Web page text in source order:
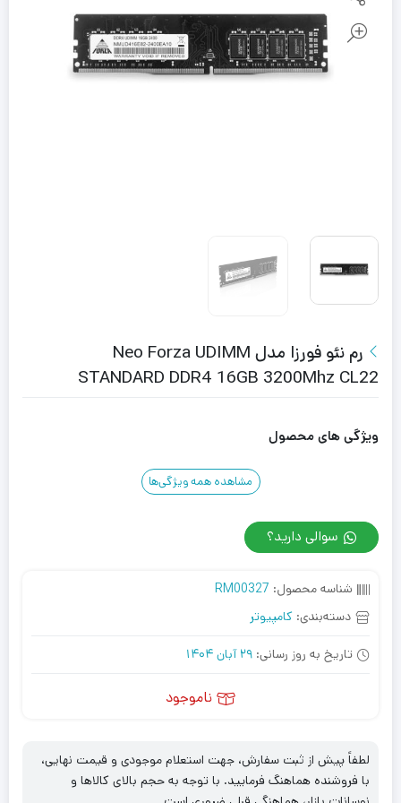
رم نئو فورزا مدل Neo Forza UDIMM
STANDARD DDR4 16GB 3200Mhz CL22
ویژگی های محصول
مشاهده همه ویژگی‌ها
سوالی دارید؟
شناسه محصول: RM00327
دسته‌بندی: کامپیوتر
تاریخ به روز رسانی: 29 آبان 1404
ناموجود
لطفاً پیش از ثبت سفارش، جهت استعلام موجودی و قیمت نهایی،
با فروشنده هماهنگ فرمایید. با توجه به حجم بالای کالاها و